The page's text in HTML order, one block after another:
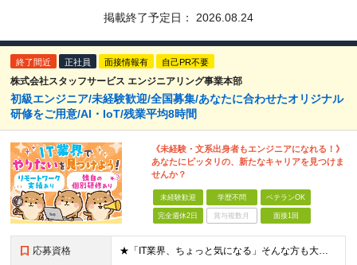
掲載終了予定日： 2026.08.24
終了間近 正社員 面接情報有 自己PR不要
株式会社スタッフサービス エンジニアリング事業本部
初級エンジニア/未経験歓迎/全国募集/あなたに合わせたオリジナル
研修をご用意/AI・IoT/残業平均8時間
《未経験・文系出身者もエンジニアになれる！》
あなたにピッタリの、新たなキャリアを見つけま
せんか？
未経験歓迎 学歴不問 ベテランOK
完全週休2日 賞与複数月 面接1回
応募資格 ★「IT業界、ちょっと気になる」そんな方も大歓迎！ ■学歴不問 ■未経験・第二新卒歓迎 ■知識・経験はこれから身につけていければOK！ □■ステップアップ■□ 社内システム開発やインフラ構築などジャ